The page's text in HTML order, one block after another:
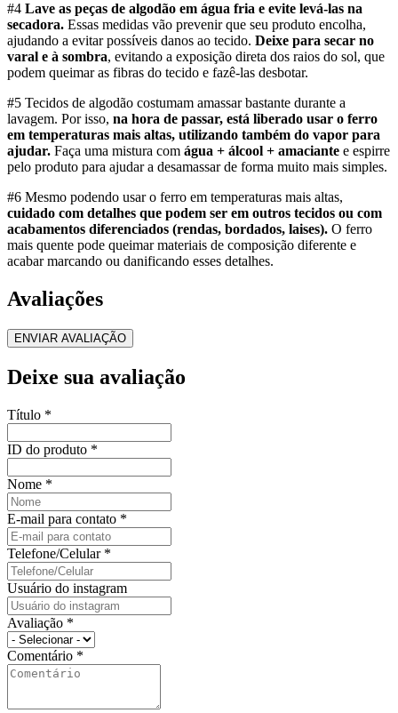
#4 Lave as peças de algodão em água fria e evite levá-las na
secadora. Essas medidas vão prevenir que seu produto encolha,
ajudando a evitar possíveis danos ao tecido. Deixe para secar no
varal e à sombra, evitando a exposição direta dos raios do sol, que
podem queimar as fibras do tecido e fazê-las desbotar.
#5 Tecidos de algodão costumam amassar bastante durante a
lavagem. Por isso, na hora de passar, está liberado usar o ferro
em temperaturas mais altas, utilizando também do vapor para
ajudar. Faça uma mistura com água + álcool + amaciante e espirre
pelo produto para ajudar a desamassar de forma muito mais simples.
#6 Mesmo podendo usar o ferro em temperaturas mais altas,
cuidado com detalhes que podem ser em outros tecidos ou com
acabamentos diferenciados (rendas, bordados, laises). O ferro
mais quente pode queimar materiais de composição diferente e
acabar marcando ou danificando esses detalhes.
Avaliações
ENVIAR AVALIAÇÃO
Deixe sua avaliação
Título *
ID do produto *
Nome *
E-mail para contato *
Telefone/Celular *
Usuário do instagram
Avaliação *
Comentário *